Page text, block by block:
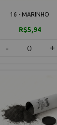
16 - MARINHO
R$5,94
- +